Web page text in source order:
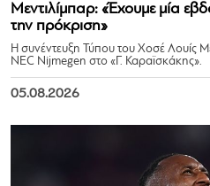
Μεντιλίμπαρ: «Έχουμε μία
την πρόκριση»
Η συνέντευξη Τύπου του Χοσέ Λουίς
NEC Nijmegen στο «Γ. Καραϊσκάκης».
05.08.2026